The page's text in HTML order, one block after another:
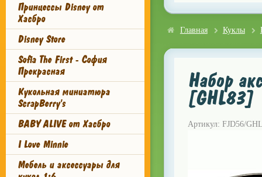
Принцессы Disney от
Хасбро
Disney Store
Sofia The First - София
Прекрасная
Кукольная миниатюра
ScrapBerry's
BABY ALIVE от Хасбро
I Love Minnie
Мебель и аксессуары для
Главная Куклы
Набор
[GHL83]
Артикул: FJD56/